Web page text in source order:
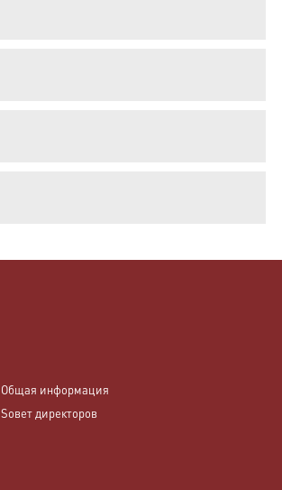
Общая информация
Sовет директоров